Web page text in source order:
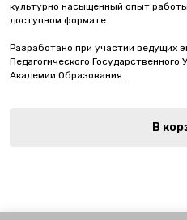
культурно насыщенный опыт
доступном формате.
Разработано при участии ведущих
Педагогического Государственного
Академии Образования.
В